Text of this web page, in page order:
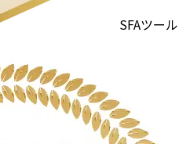
SFAツール